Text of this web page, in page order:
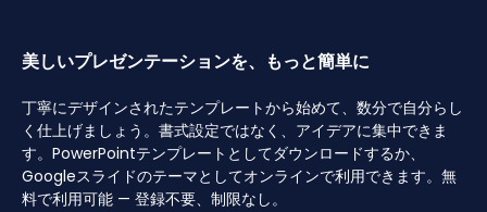
美しいプレゼンテーションを、もっと簡単に
丁寧にデザインされたテンプレートから始めて、数分で自分らし
く仕上げましょう。書式設定ではなく、アイデアに集中できま
す。PowerPointテンプレートとしてダウンロードするか、
Googleスライドのテーマとしてオンラインで利用できます。無
料で利用可能 — 登録不要、制限なし。